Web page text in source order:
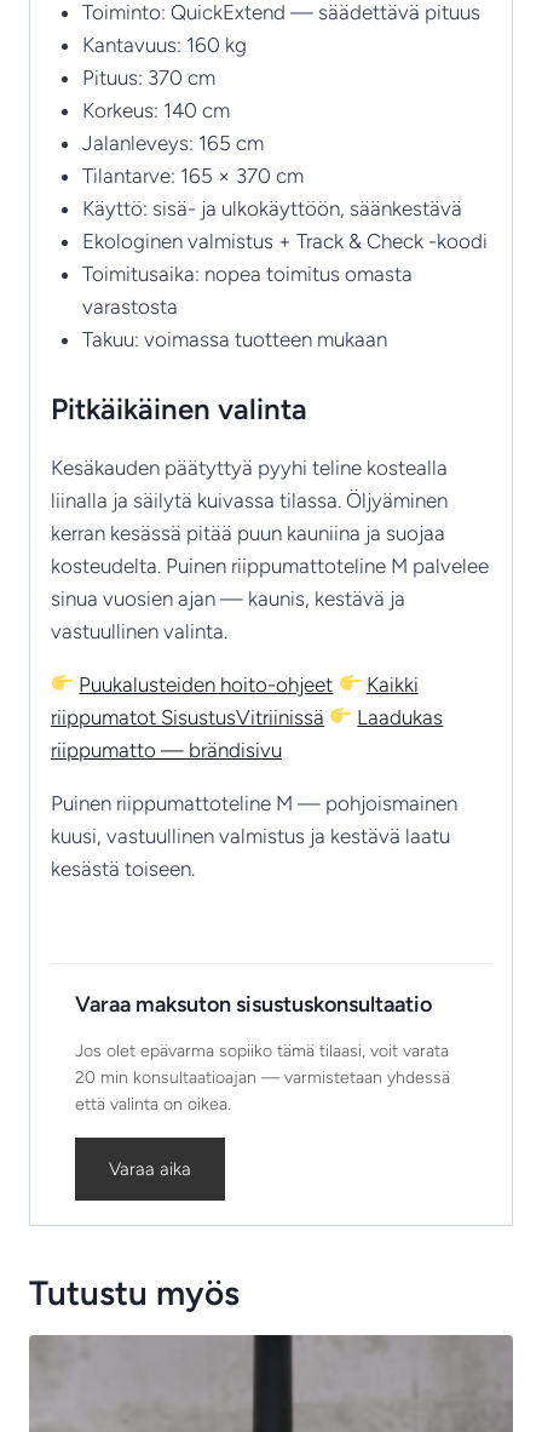
Toiminto: QuickExtend — säädettävä pituus
Kantavuus: 160 kg
Pituus: 370 cm
Korkeus: 140 cm
Jalanleveys: 165 cm
Tilantarve: 165 × 370 cm
Käyttö: sisä- ja ulkokäyttöön, säänkestävä
Ekologinen valmistus + Track & Check -koodi
Toimitusaika: nopea toimitus omasta
varastosta
Takuu: voimassa tuotteen mukaan
Pitkäikäinen valinta
Kesäkauden päätyttyä pyyhi teline kostealla
liinalla ja säilytä kuivassa tilassa. Öljyäminen
kerran kesässä pitää puun kauniina ja suojaa
kosteudelta. Puinen riippumattoteline M palvelee
sinua vuosien ajan — kaunis, kestävä ja
vastuullinen valinta.
Puukalusteiden hoito-ohjeet
Kaikki
riippumatot SisustusVitriinissä
Laadukas
riippumatto — brändisivu
Puinen riippumattoteline M — pohjoismainen
kuusi, vastuullinen valmistus ja kestävä laatu
kesästä toiseen.
Varaa maksuton sisustuskonsultaatio
Jos olet epävarma sopiiko tämä tilaasi, voit varata
20 min konsultaatioajan — varmistetaan yhdessä
että valinta on oikea.
Varaa aika
Tutustu myös